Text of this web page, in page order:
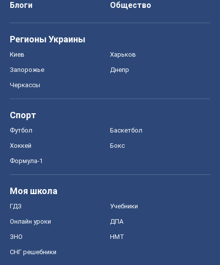
Блоги
Общество
Регионы Украины
Киев Харьков
Запорожье Днепр
Черкассы
Спорт
Футбол Баскетбол
Хоккей Бокс
Формула-1
Моя школа
ГДЗ Учебники
Онлайн уроки ДПА
ЗНО НМТ
СНГ решебники